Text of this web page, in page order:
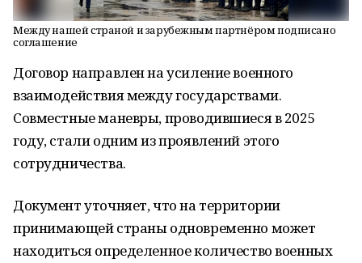
Между нашей страной и зарубежным партнёром подписано
соглашение
Договор направлен на усиление военного
взаимодействия между государствами.
Совместные маневры, проводившиеся в 2025
году, стали одним из проявлений этого
сотрудничества.
Документ уточняет, что на территории
принимающей страны одновременно может
находиться определенное количество военных